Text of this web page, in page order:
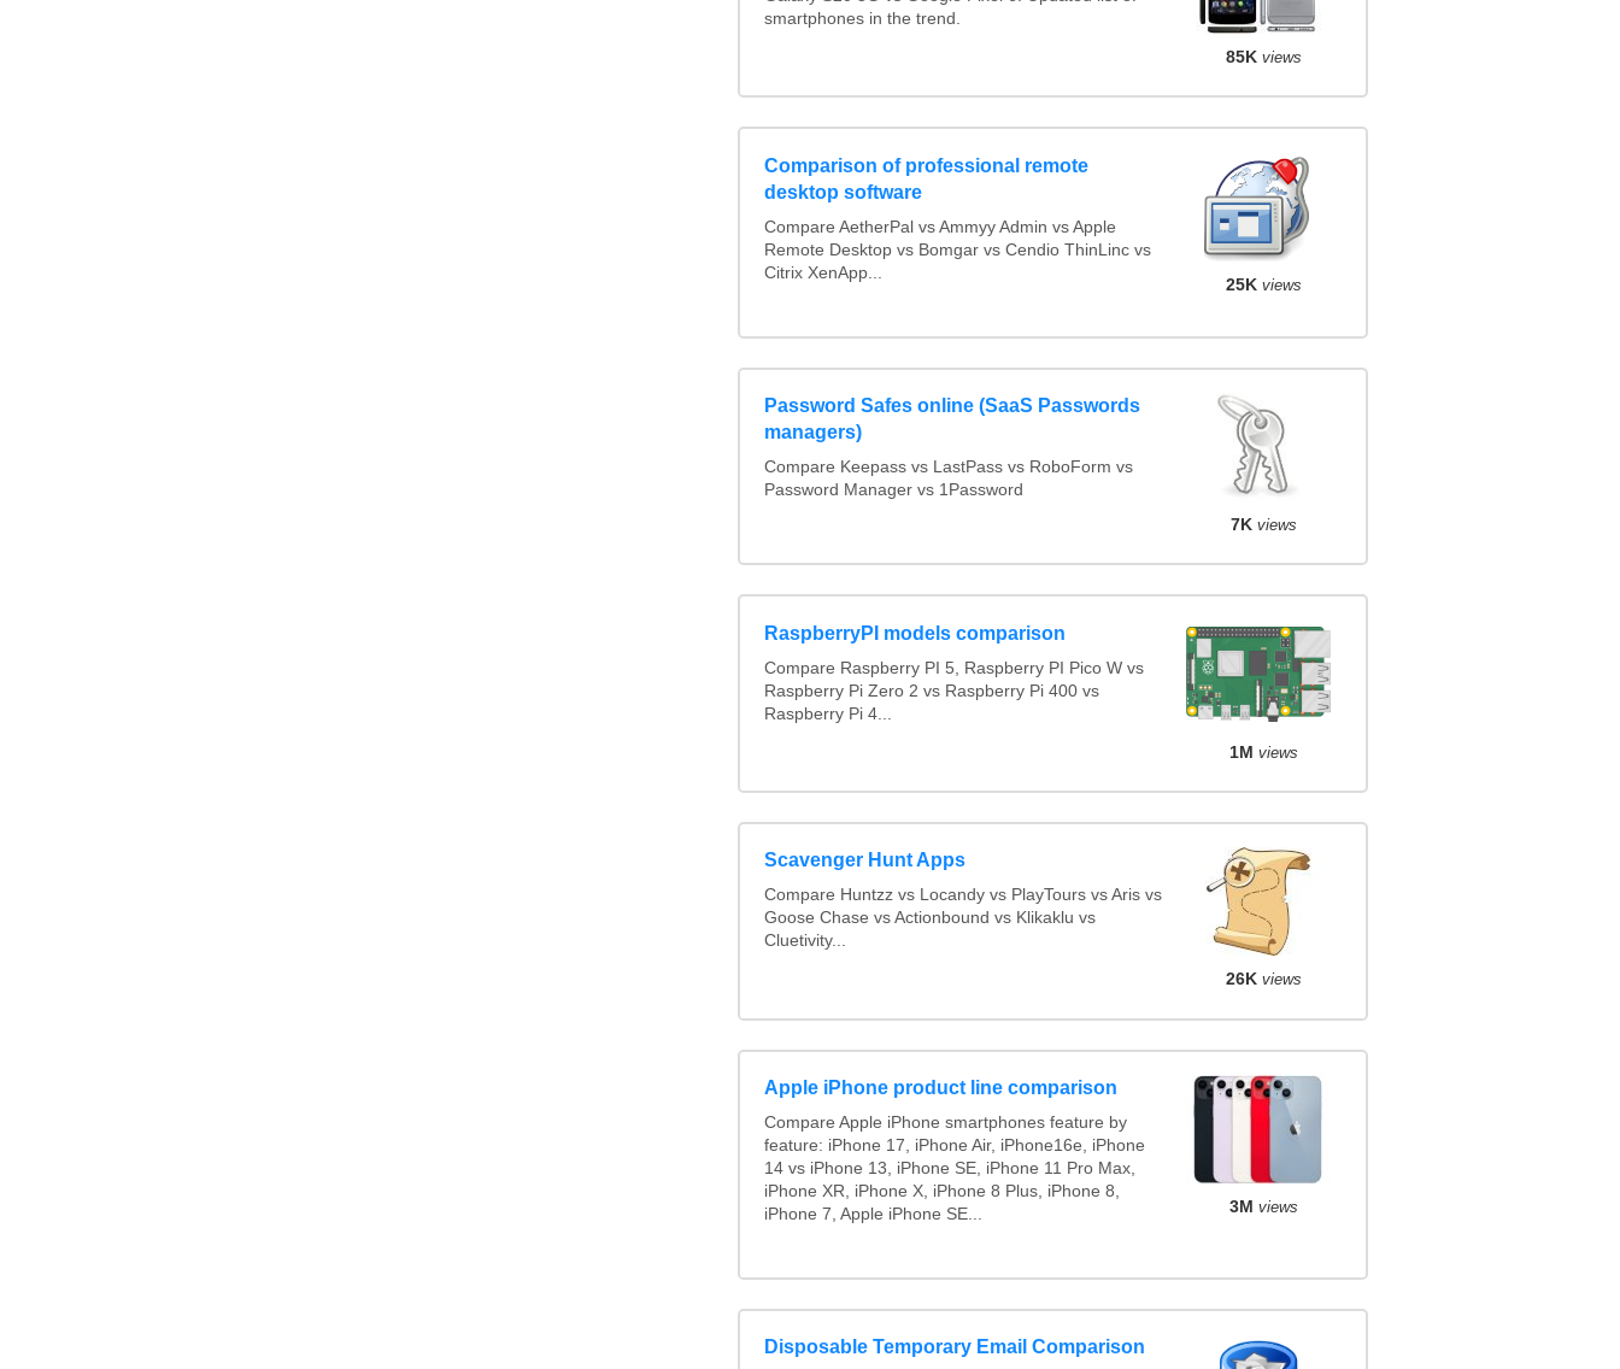
smartphones in the trend.
85K views
Comparison of professional remote
desktop software
Compare AetherPal vs Ammyy Admin vs Apple
Remote Desktop vs Bomgar vs Cendio ThinLinc vs
Citrix XenApp...
25K views
Password Safes online (SaaS Passwords
managers)
Compare Keepass vs LastPass vs RoboForm vs
Password Manager vs 1Password
7K views
RaspberryPI models comparison
Compare Raspberry PI 5, Raspberry PI Pico W vs
Raspberry Pi Zero 2 vs Raspberry Pi 400 vs
Raspberry Pi 4...
1M views
Scavenger Hunt Apps
Compare Huntzz vs Locandy vs PlayTours vs Aris vs
Goose Chase vs Actionbound vs Klikaklu vs
Cluetivity...
26K views
Apple iPhone product line comparison
Compare Apple iPhone smartphones feature by
feature: iPhone 17, iPhone Air, iPhone16e, iPhone
14 vs iPhone 13, iPhone SE, iPhone 11 Pro Max,
iPhone XR, iPhone X, iPhone 8 Plus, iPhone 8,
iPhone 7, Apple iPhone SE...
3M views
Disposable Temporary Email Comparison